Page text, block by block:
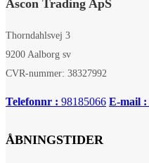
Ascon Trading ApS
Thorndahlsvej 3
9200 Aalborg sv
CVR-nummer: 38327992
Telefonnr : 98185066 E-mail :
ÅBNINGSTIDER